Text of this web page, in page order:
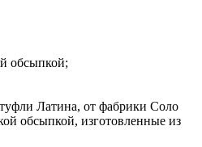
обсыпкой;
Латина, от фабрики Соло
обсыпкой, изготовленные из